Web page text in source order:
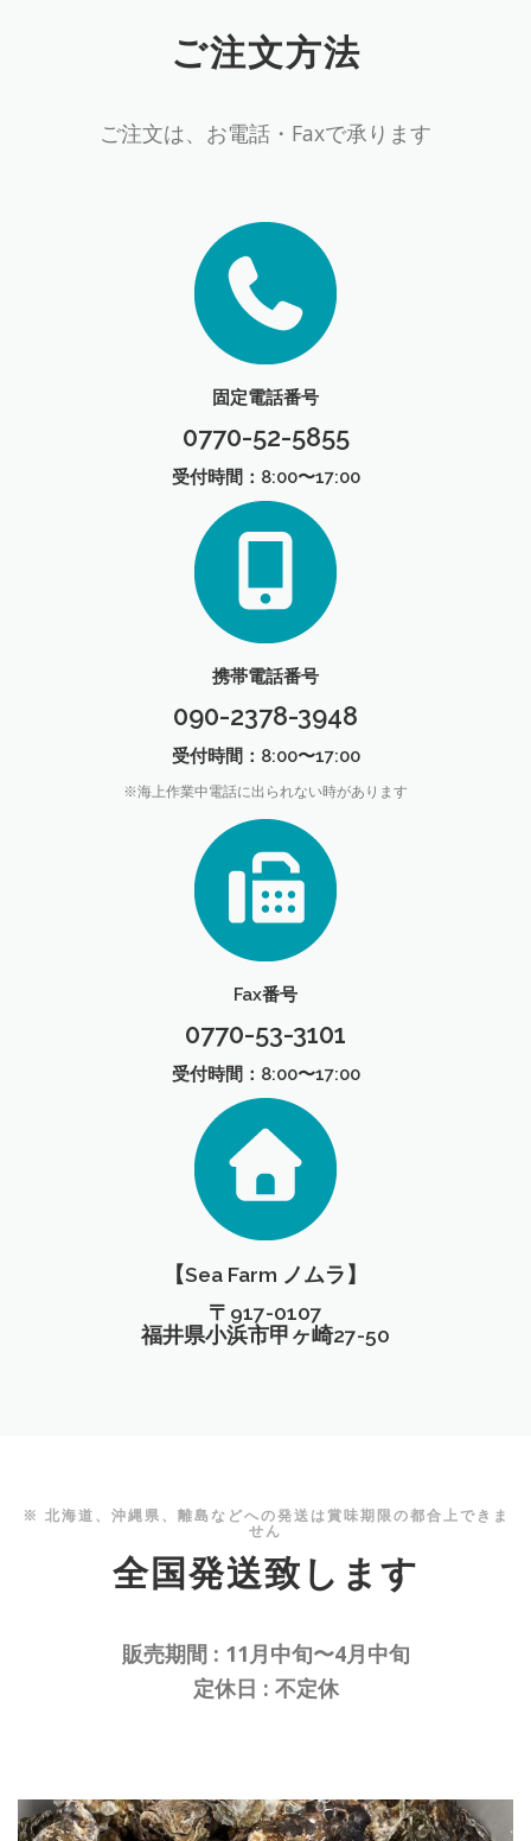
ご注文方法
ご注文は、お電話・Faxで承ります
固定電話番号
0770-52-5855
受付時間：8:00〜17:00
携帯電話番号
090-2378-3948
受付時間：8:00〜17:00
※海上作業中電話に出られない時があります
Fax番号
0770-53-3101
受付時間：8:00〜17:00
【Sea Farm ノムラ】
〒917-0107
福井県小浜市甲ヶ崎27-50
※ 北海道、沖縄県、離島などへの発送は賞味期限の都合上できま
せん
全国発送致します
販売期間 : 11月中旬〜4月中旬
定休日 : 不定休